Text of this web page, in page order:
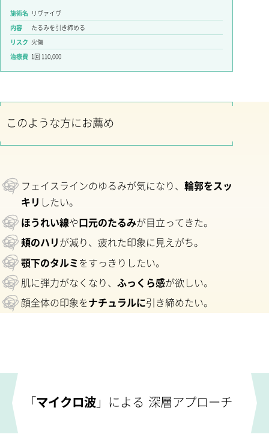
施術名 リヴァイヴ
内容
たるみを引き締める
リスク 火傷
治療費 1回 110,000
このような方にお薦め
フェイスラインのゆるみが気になり、 輪郭をスッ
キリ したい。
ほうれい線や口元のたるみが目立ってきた。
頬のハリが減り、疲れた印象に見えがち。
顎下のタルミをすっきりしたい。
肌に弾力がなくなり、 ふっくら感が欲しい。
顔全体の印象をナチュラルに引き締めたい。
「 マイクロ波 」による 深層アプローチ